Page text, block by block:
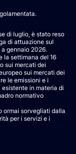
di luglio, è stato reso
di attuazione sul
gennaio 2026.
la settimana del 16
sui mercati dei
sui mercati dei
le emissioni e i
in materia di
normativo
ormai sorvegliati dalla
per i servizi e i